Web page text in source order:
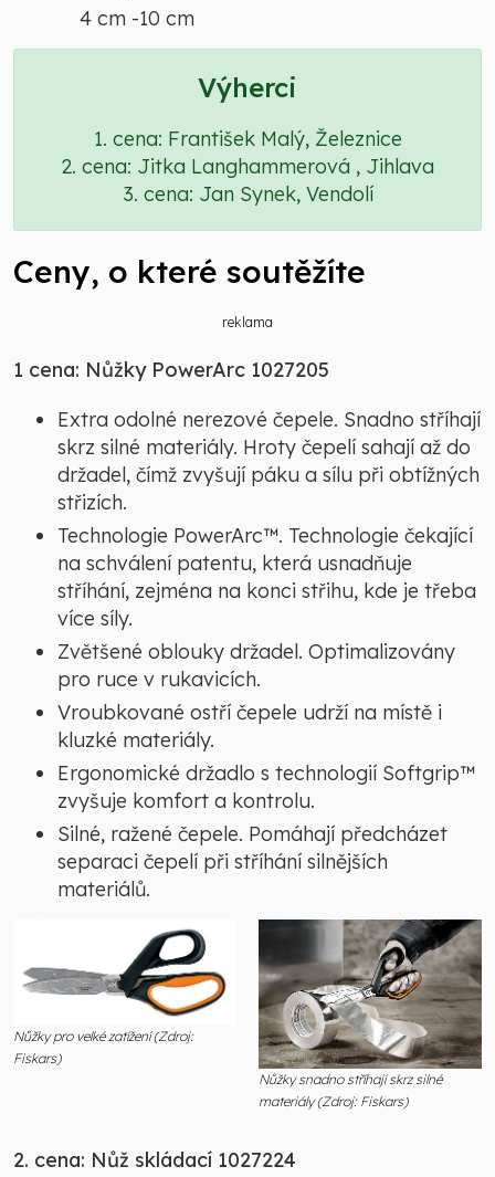
4 cm -10 cm
Výherci
1. cena: František Malý, Železnice
2. cena: Jitka Langhammerová , Jihlava
3. cena: Jan Synek, Vendolí
Ceny, o které soutěžíte
reklama
1 cena: Nůžky PowerArc 1027205
Extra odolné nerezové čepele. Snadno stříhají
skrz silné materiály. Hroty čepelí sahají až do
držadel, čímž zvyšují páku a sílu při obtížných
střizích.
Technologie PowerArc™. Technologie čekající
na schválení patentu, která usnadňuje
stříhání, zejména na konci střihu, kde je třeba
více síly.
Zvětšené oblouky držadel. Optimalizovány
pro ruce v rukavicích.
Vroubkované ostří čepele udrží na místě i
kluzké materiály.
Ergonomické držadlo s technologií Softgrip™
zvyšuje komfort a kontrolu.
Silné, ražené čepele. Pomáhají předcházet
separaci čepelí při stříhání silnějších
materiálů.
Nůžky pro velké zatížení (Zdroj:
Fiskars)
Nůžky snadno stříhají skrz silné
materiály (Zdroj: Fiskars)
2. cena: Nůž skládací 1027224